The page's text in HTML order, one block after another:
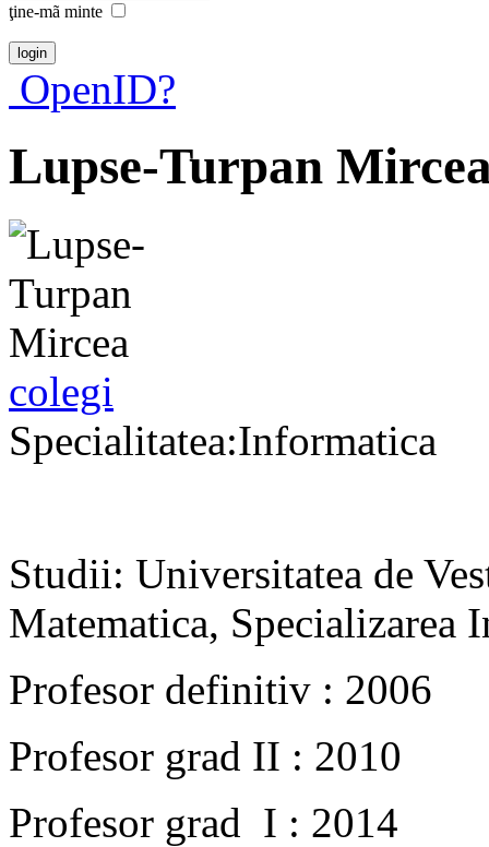
ţine-mã minte
OpenID?
Lupse-Turpan
colegi
Specialitatea:Informatica
Studii: Universitatea de
Matematica, Specializarea
Profesor definitiv : 2006
Profesor grad II : 2010
Profesor grad I : 2014